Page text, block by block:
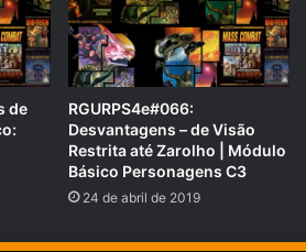
de
RGURPS4e#066:
Desvantagens – de Visão
Restrita até Zarolho | Módulo
Básico Personagens C3
24 de abril de 2019